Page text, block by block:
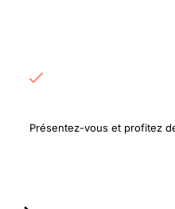
Présentez-vous et profitez